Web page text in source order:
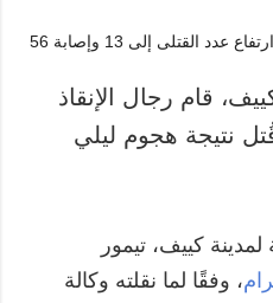
قام رجال الإنقاذ
نتيجة هجوم ليلي
لمدينة كييف، تيمور
، وفقًا لما نقلته وكالة